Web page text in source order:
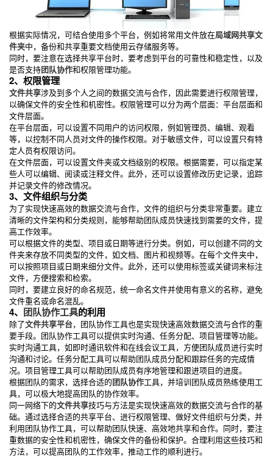
根据实际情况，可结合使用多个平台，例如将常用文件放在局域网共享文
件夹中，备份和共享重要文档使用云存储服务等。
同时，要注意在选择共享平台时，要考虑到平台的可靠性和稳定性，以及
是否支持团队协作和权限管理功能。
2、权限管理
文件共享涉及到多个人之间的数据交流与合作，因此需要进行权限管理，
以确保文件的安全性和机密性。权限管理可以分为两个层面：平台层面和
文件层面。
在平台层面，可以设置不同用户的访问权限，例如管理员、编辑、观看
等，以控制不同人员对文件的操作权限。对于敏感文件，可以设置只有特
定人员有权限访问。
在文件层面，可以设置文件夹或文档级别的权限。根据需要，可以指定某
些人可以编辑、阅读或注释文件。此外，还可以设置修改历史记录，追踪
并记录文件的修改情况。
3、文件组织与分类
为了实现快速高效的数据交流与合作，文件的组织与分类非常重要。建立
清晰的文件架构和分类规则，能够帮助团队成员快速找到需要的文件，提
高工作效率。
可以根据文件的类型、项目或日期等进行分类。例如，可以创建不同的文
件夹来存放不同类型的文件，如文档、图片和视频等。在每个文件夹中，
可以按照项目或日期来细分文件。此外，还可以使用标签或关键词来标注
文件，方便搜索和检索。
同时，要建立良好的命名规范，统一命名文件并使用有意义的名称，避免
文件重名或命名混乱。
4、 团队协作工具的利用
除了文件共享平台，团队协作工具也是实现快速高效数据交流与合作的重
要手段。团队协作工具可以提供实时沟通、任务分配、项目管理等功能。
实时沟通工具，如即时通讯软件和在线会议工具，方便团队成员进行实时
沟通和讨论。任务分配工具可以帮助团队成员分配和跟踪任务的完成情
况。项目管理工具可以帮助团队成员有序地管理和跟进项目的进度。
根据团队的需求，选择合适的团队协作工具，并培训团队成员熟练使用工
具，可以极大地提高团队的协作效率。
同一网络下的文件共享技巧与方法是实现快速高效的数据交流与合作的基
础。通过选择合适的共享平台、进行权限管理、做好文件组织与分类，并
利用团队协作工具，可以帮助团队快速、高效地共享和合作。同时，要注
重数据的安全性和机密性，确保文件的备份和保护。合理利用这些技巧和
方法，可以提高团队的工作效率，推动工作的顺利进行。